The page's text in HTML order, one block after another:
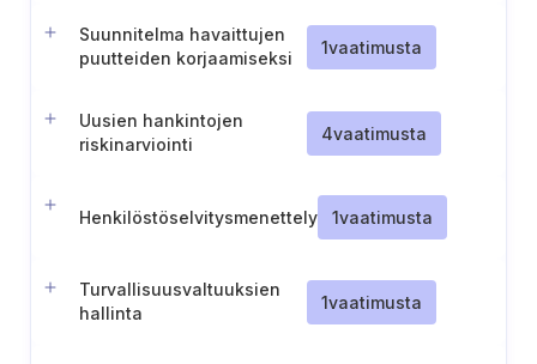
Suunnitelma havaittujen
puutteiden korjaamiseksi
1vaatimusta
Uusien hankintojen
riskinarviointi
4vaatimusta
Henkilöstöselvitysmenettely 1vaatimusta
Turvallisuusvaltuuksien
hallinta
1vaatimusta